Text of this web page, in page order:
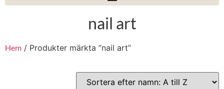
nail art
Hem / Produkter märkta ”nail art”